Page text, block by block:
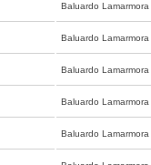
Baluardo Lamarmora
Baluardo Lamarmora
Baluardo Lamarmora
Baluardo Lamarmora
Baluardo Lamarmora